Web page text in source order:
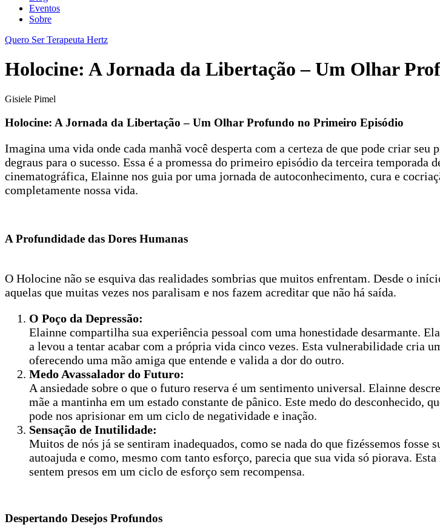
Eventos
Sobre
Quero Ser Terapeuta Hertz
Holocine: A Jornada da Libertação – Um Olhar
Gisiele Pimel
Holocine: A Jornada da Libertação – Um Olhar Profundo no Primeiro Episódio
Imagina uma vida onde cada manhã você desperta com a certeza de que pode criar
degraus para o sucesso. Essa é a promessa do primeiro episódio da terceira
cinematográfica, Elainne nos guia por uma jornada de autoconhecimento, cura e
completamente nossa vida.
A Profundidade das Dores Humanas
O Holocine não se esquiva das realidades sombrias que muitos enfrentam. Desde o
aquelas que muitas vezes nos paralisam e nos fazem acreditar que não há saída.
O Poço da Depressão:
Elainne compartilha sua experiência pessoal com uma honestidade desarmante.
a levou a tentar acabar com a própria vida cinco vezes. Esta vulnerabilidade cria
oferecendo uma mão amiga que entende e valida a dor do outro.
Medo Avassalador do Futuro:
A ansiedade sobre o que o futuro reserva é um sentimento universal. Elainne
mãe a mantinha em um estado constante de pânico. Este medo do desconhecido,
pode nos aprisionar em um ciclo de negatividade e inação.
Sensação de Inutilidade:
Muitos de nós já se sentiram inadequados, como se nada do que fizéssemos
autoajuda e como, mesmo com tanto esforço, parecia que sua vida só piorava.
sentem presos em um ciclo de esforço sem recompensa.
Despertando Desejos Profundos